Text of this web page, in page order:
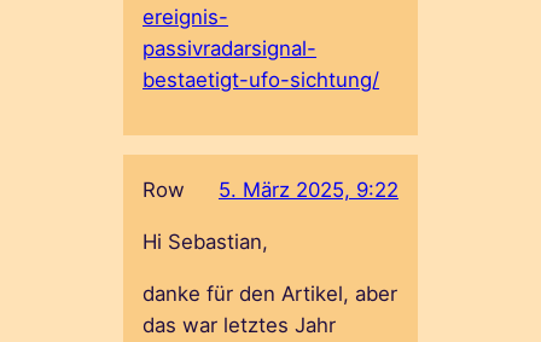
ereignis-
passivradarsignal-
bestaetigt-ufo-sichtung/
Row 5. März 2025, 9:22
Hi Sebastian,
danke für den Artikel, aber
das war letztes Jahr